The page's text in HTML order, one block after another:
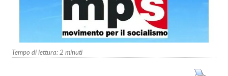
Tempo di lettura: 2 minuti